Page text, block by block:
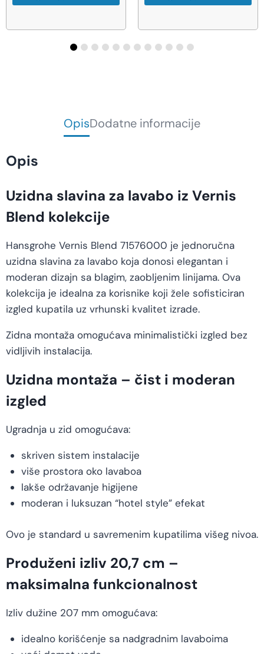
OpisDodatne informacije
Opis
Uzidna slavina za lavabo iz Vernis
Blend kolekcije
Hansgrohe Vernis Blend 71576000 je jednoručna
uzidna slavina za lavabo koja donosi elegantan i
moderan dizajn sa blagim, zaobljenim linijama. Ova
kolekcija je idealna za korisnike koji žele sofisticiran
izgled kupatila uz vrhunski kvalitet izrade.
Zidna montaža omogućava minimalistički izgled bez
vidljivih instalacija.
Uzidna montaža – čist i moderan
izgled
Ugradnja u zid omogućava:
skriven sistem instalacije
više prostora oko lavaboa
lakše održavanje higijene
moderan i luksuzan “hotel style” efekat
Ovo je standard u savremenim kupatilima višeg nivoa.
Produženi izliv 20,7 cm –
maksimalna funkcionalnost
Izliv dužine 207 mm omogućava:
idealno korišćenje sa nadgradnim lavaboima